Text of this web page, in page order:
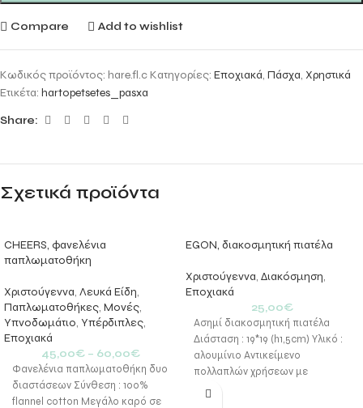
Compare Add to wishlist
Κωδικός προϊόντος: hare.fl.c Κατηγορίες: Εποχιακά, Πάσχα, Χρηστικά
Ετικέτα: hartopetsetes_pasxa
Share:
Σχετικά προϊόντα
CHEERS, φανελένια
παπλωματοθήκη
Χριστούγεννα, Λευκά Είδη,
Παπλωματοθήκες, Μονές,
Υπνοδωμάτιο, Υπέρδιπλες,
Εποχιακά
45,00€ – 60,00€
Φανελένια παπλωματοθήκη δυο
διαστάσεων Σύνθεση : 100%
flannel cotton Μεγάλο καρό σε
EGON, διακοσμητική πιατέλα
Χριστούγεννα, Διακόσμηση,
Εποχιακά
25,00€
Ασημί διακοσμητική πιατέλα
Διάσταση : 19*19 (h1,5cm) Υλικό :
αλουμίνιο Αντικείμενο
πολλαπλών χρήσεων με
χριστουγεννιάτικο μοτίβο